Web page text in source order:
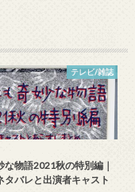
テレビ/雑誌
な物語2021秋の特別編｜
タバレと出演者キャスト